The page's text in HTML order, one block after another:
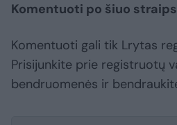
Komentuoti po šiuo
Komentuoti gali tik Lrytas
Prisijunkite prie registruotų
bendruomenės ir